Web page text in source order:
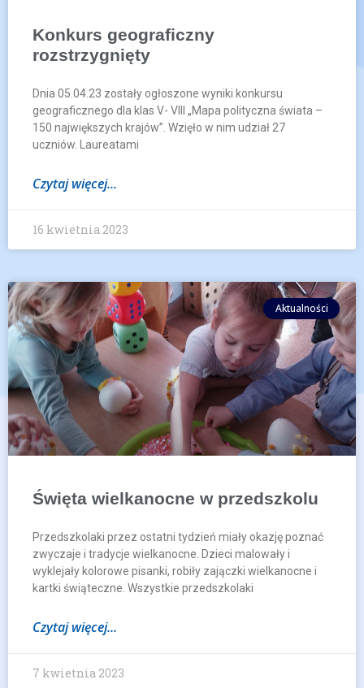
Konkurs geograficzny
rozstrzygnięty
Dnia 05.04.23 zostały ogłoszone wyniki konkursu
geograficznego dla klas V- VIII „Mapa polityczna świata –
150 największych krajów”. Wzięło w nim udział 27
uczniów. Laureatami
Czytaj więcej...
16 kwietnia 2023
Aktualności
Święta wielkanocne w przedszkolu
Przedszkolaki przez ostatni tydzień miały okazję poznać
zwyczaje i tradycje wielkanocne. Dzieci malowały i
wyklejały kolorowe pisanki, robiły zajączki wielkanocne i
kartki świąteczne. Wszystkie przedszkolaki
Czytaj więcej...
7 kwietnia 2023